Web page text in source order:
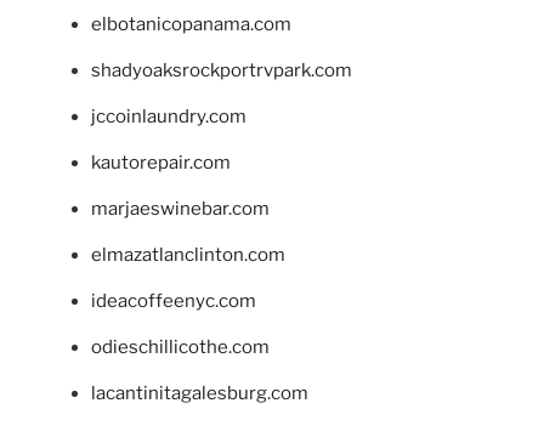
elbotanicopanama.com
shadyoaksrockportrvpark.com
jccoinlaundry.com
kautorepair.com
marjaeswinebar.com
elmazatlanclinton.com
ideacoffeenyc.com
odieschillicothe.com
lacantinitagalesburg.com